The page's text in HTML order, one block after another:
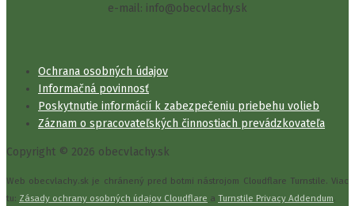
e-mail: info@obecvlachy.sk
Ochrana osobných údajov
Informačná povinnosť
Poskytnutie informácií k zabezpečeniu priebehu volieb
Záznam o spracovateľských činnostiach prevádzkovateľa
Copyright © 2026 obecvlachy.sk
Web obecvlachy.sk je chránený pred botmi nástrojom Cloudflare Turnstile. Viac
tu: Zásady ochrany osobných údajov Cloudflare a Turnstile Privacy Addendum.